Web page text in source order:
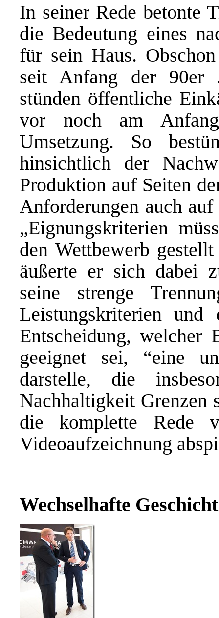
In seiner Rede betonte
die Bedeutung eines
für sein Haus.
seit Anfang der 90er
stünden öffentliche
vor noch am
Umsetzung. So
hinsichtlich der
Produktion auf Seiten
Anforderungen auch
„Eignungskriterien
den Wettbewerb
äußerte er sich dabei
seine strenge
Leistungskriterien und
Entscheidung, welcher
geeignet sei, “eine
darstelle, die
Nachhaltigkeit Grenzen
die komplette Rede
Videoaufzeichnung
Wechselhafte